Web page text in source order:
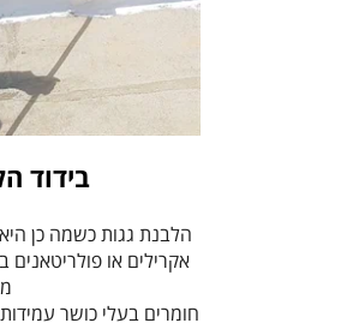
בידוד
הלבנת גגות כשמה כן
אקרילים או
חומרים בעלי כושר